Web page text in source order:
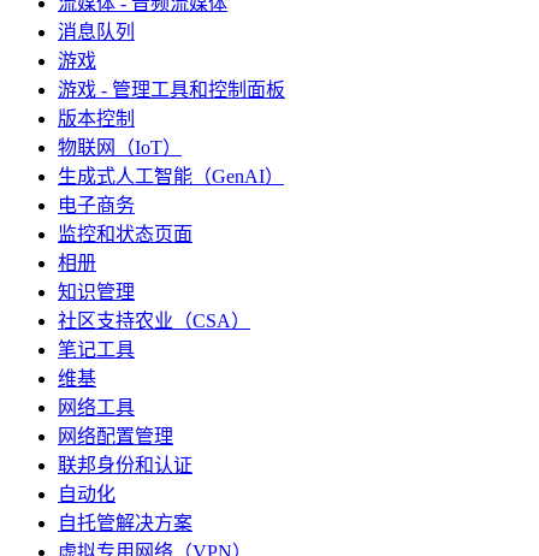
消息队列
游戏
游戏 - 管理工具和控制面板
版本控制
物联网（IoT）
生成式人工智能（GenAI）
电子商务
监控和状态页面
相册
知识管理
社区支持农业（CSA）
笔记工具
维基
网络工具
网络配置管理
联邦身份和认证
自动化
自托管解决方案
虚拟专用网络（VPN）